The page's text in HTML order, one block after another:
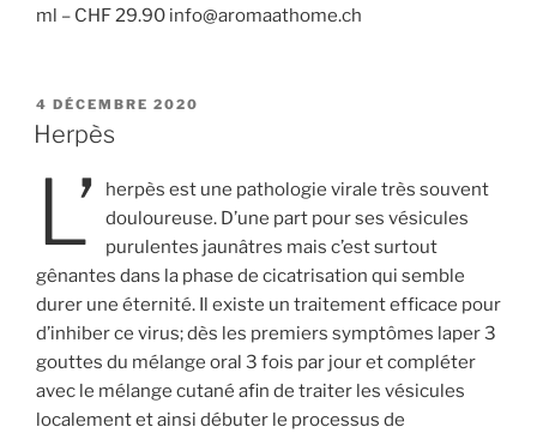
ml – CHF 29.90 info@aromaathome.ch
PUBLIÉ
LE
4 DÉCEMBRE 2020
Herpès
L’
herpès est une pathologie virale très souvent
douloureuse. D’une part pour ses vésicules
purulentes jaunâtres mais c’est surtout
gênantes dans la phase de cicatrisation qui semble
durer une éternité. Il existe un traitement efficace pour
d’inhiber ce virus; dès les premiers symptômes laper 3
gouttes du mélange oral 3 fois par jour et compléter
avec le mélange cutané afin de traiter les vésicules
localement et ainsi débuter le processus de